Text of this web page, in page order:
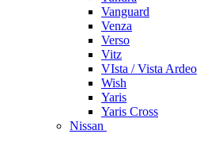
Vanguard
Venza
Verso
Vitz
VIsta / Vista Ardeo
Wish
Yaris
Yaris Cross
Nissan